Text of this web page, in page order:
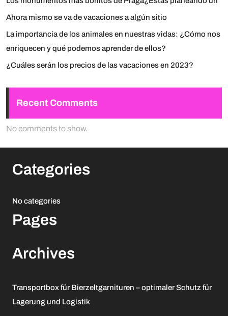
Ahora mismo se va de vacaciones a algún sitio
La importancia de los animales en nuestras vidas: ¿Cómo nos
enriquecen y qué podemos aprender de ellos?
¿Cuáles serán los precios de las vacaciones en 2023?
Recent Comments
No comments to show.
Categories
No categories
Pages
Archives
Transportbox für Bierzeltgarnituren – optimaler Schutz für
Lagerung und Logistik